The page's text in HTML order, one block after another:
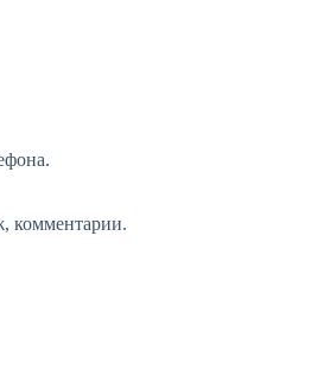
комментарии.